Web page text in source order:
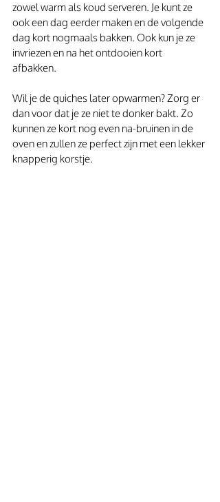
zowel warm als koud serveren. Je kunt ze
ook een dag eerder maken en de volgende
dag kort nogmaals bakken. Ook kun je ze
invriezen en na het ontdooien kort
afbakken.
Wil je de quiches later opwarmen? Zorg er
dan voor dat je ze niet te donker bakt. Zo
kunnen ze kort nog even na-bruinen in de
oven en zullen ze perfect zijn met een lekker
knapperig korstje.